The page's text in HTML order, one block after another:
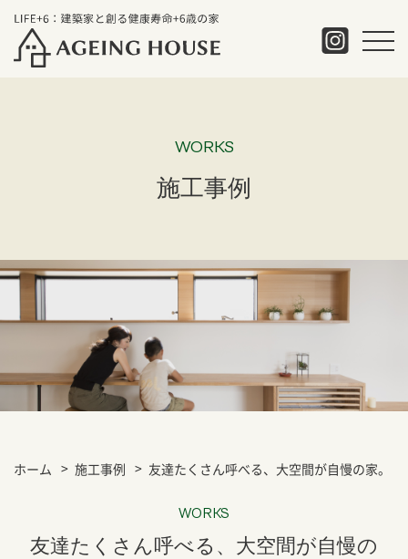
WORKS
施工事例
ホーム 施工事例 友達たくさん呼べる、大空間が自慢の家。
WORKS
友達たくさん呼べる、大空間が自慢の